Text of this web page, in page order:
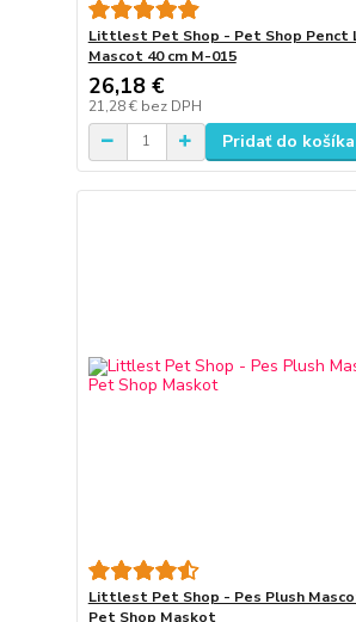
Littlest Pet Shop - Pet Shop Penct
Mascot 40 cm M-015
26,18 €
21,28 € bez DPH
Pridať do košíka
Littlest Pet Shop - Pes Plush
Pet Shop Maskot